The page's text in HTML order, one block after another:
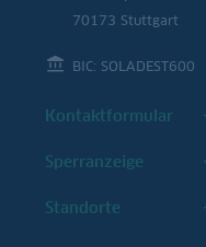
70173 Stuttgart
BIC: SOLADEST600
Kontaktformular
Sperranzeige
Standorte